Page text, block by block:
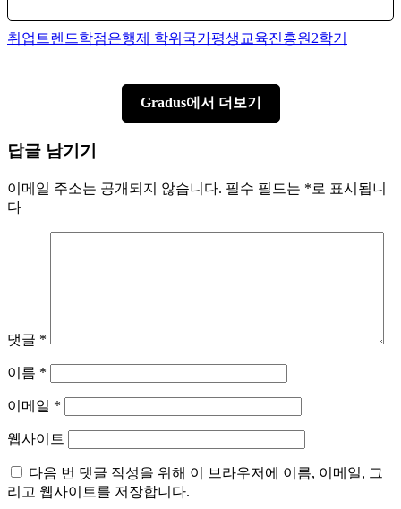
Author
취업트렌드Categories
학점은행제 학위 Tags
국가평생교육진흥원2학기
Gradus에서 더보기
답글 남기기
이메일 주소는 공개되지 않습니다. 필수 필드는 *로 표시됩니
다
댓글 *
이름 *
이메일 *
웹사이트
다음 번 댓글 작성을 위해 이 브라우저에 이름, 이메일, 그
리고 웹사이트를 저장합니다.